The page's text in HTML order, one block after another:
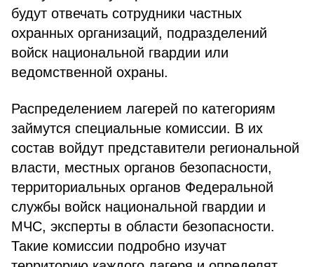
будут отвечать сотрудники частных
охранных организаций, подразделений
войск национальной гвардии или
ведомственной охраны.
Распределением лагерей по категориям
займутся специальные комиссии. В их
состав войдут представители региональной
власти, местных органов безопасности,
территориальных органов Федеральной
службы войск национальной гвардии и
МЧС, эксперты в области безопасности.
Такие комиссии подробно изучат